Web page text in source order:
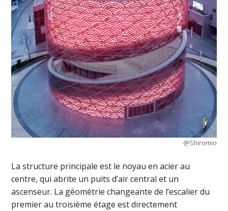
@Shiromio
La structure principale est le noyau en acier au
centre, qui abrite un puits d’air central et un
ascenseur. La géométrie changeante de l’escalier du
premier au troisième étage est directement